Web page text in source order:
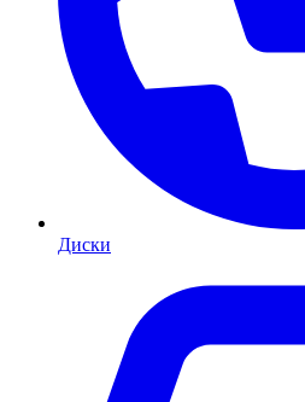
Диски